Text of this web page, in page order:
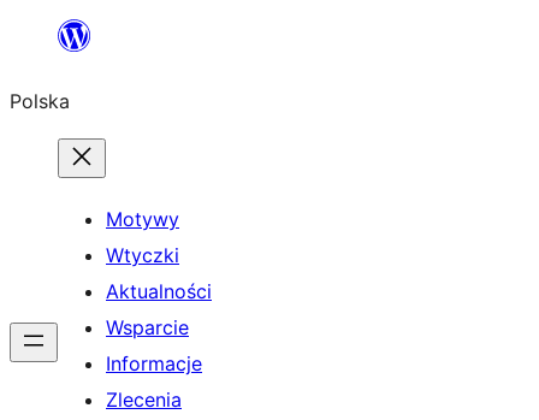
Przejdź
treści
Polska
Motywy
Wtyczki
Aktualności
Wsparcie
Informacje
Zlecenia